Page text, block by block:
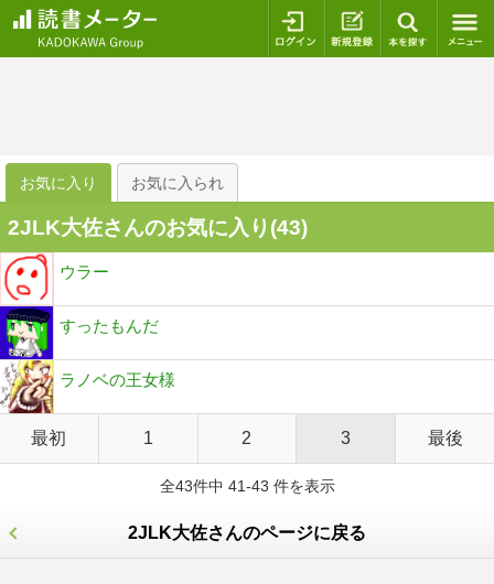
ログイン 新規登録
お気に入り お気に入られ
2JLK大佐さんのお気に入り(43)
ウラー
すったもんだ
ラノベの王女様
最初 1 2 3 最後
全43件中 41-43 件を表示
2JLK大佐さんのページに戻る